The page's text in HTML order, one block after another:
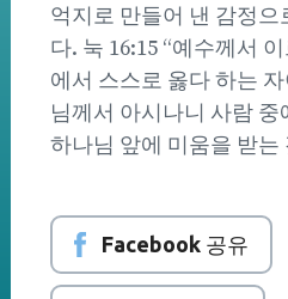
억지로 만들어 낸 감정으
다. 눅 16:15 “예수께서
에서 스스로 옳다 하는
님께서 아시나니 사람
하나님 앞에 미움을 받는
Facebook 공유